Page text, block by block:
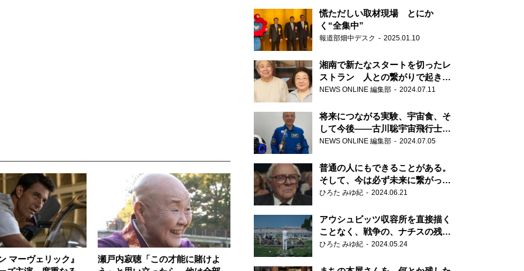
マーヴェリック』
瀬戸内寂聴「この才能に賭けよ
慌ただしい取材現場 とにか
く“全集中”
報道部畑中デスク 2025.01.10
湘南で新たなスタートを切ったレ
ストラン 人との繋がりで起きた
奇跡
NEWS ONLINE 編集部 2024.07.11
将来につながる実験、宇宙食、そ
して今後――古川聡宇宙飛行士単
独インタビュー
NEWS ONLINE 編集部 2024.07.05
普通の人にもできることがある。
そして、今は必ず未来に繋がって
いく……『ONE LIFE 奇跡が繋い
ひろた みゆ紀 2024.06.21
アウシュビッツ収容所を直接描く
ことなく、戦争の、ナチスの残虐
さが見える映画 『関心領域』
ひろた みゆ紀 2024.05.24